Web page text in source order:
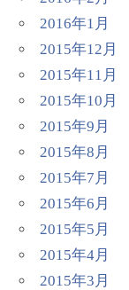
2016年1月
2015年12月
2015年11月
2015年10月
2015年9月
2015年8月
2015年7月
2015年6月
2015年5月
2015年4月
2015年3月